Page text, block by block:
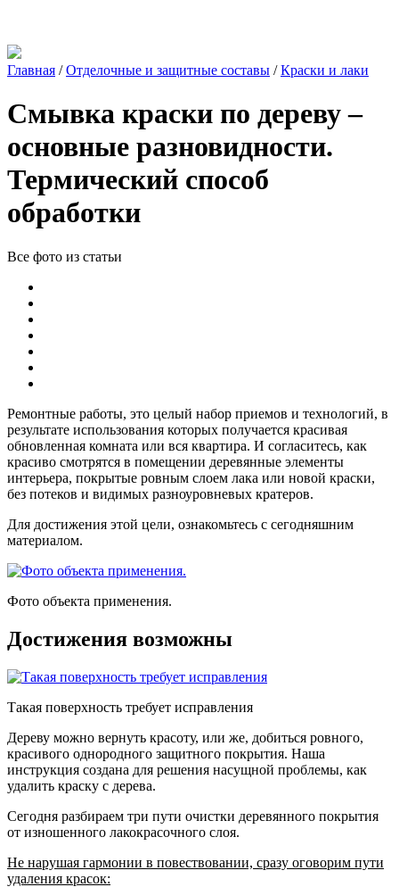
Главная /Отделочные и защитные составы /Краски и лаки
Смывка краски по дереву –
основные разновидности.
Термический способ
обработки
Все фото из статьи
Ремонтные работы, это целый набор приемов и технологий, в
результате использования которых получается красивая
обновленная комната или вся квартира. И согласитесь, как
красиво смотрятся в помещении деревянные элементы
интерьера, покрытые ровным слоем лака или новой краски,
без потеков и видимых разноуровневых кратеров.
Для достижения этой цели, ознакомьтесь с сегодняшним
материалом.
Фото объекта применения.
Достижения возможны
Такая поверхность требует исправления
Дереву можно вернуть красоту, или же, добиться ровного,
красивого однородного защитного покрытия. Наша
инструкция создана для решения насущной проблемы, как
удалить краску с дерева.
Сегодня разбираем три пути очистки деревянного покрытия
от изношенного лакокрасочного слоя.
Не нарушая гармонии в повествовании, сразу оговорим пути
удаления красок: